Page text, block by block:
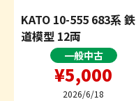
KATO 10-555 683系 鉄
道模型 12両
一般中古
¥5,000
2026/6/18